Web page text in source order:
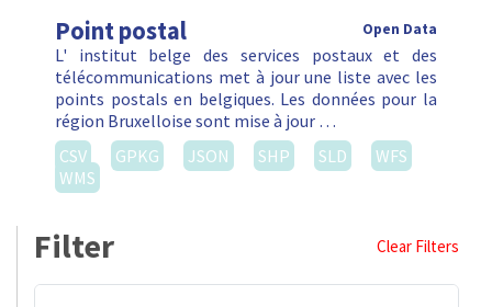
Point postal Open Data
L' institut belge des services postaux et des
télécommunications met à jour une liste avec les
points postals en belgiques. Les données pour la
région Bruxelloise sont mise à jour …
CSV
GPKG JSON SHP SLD
WFS
WMS
Filter Clear Filters